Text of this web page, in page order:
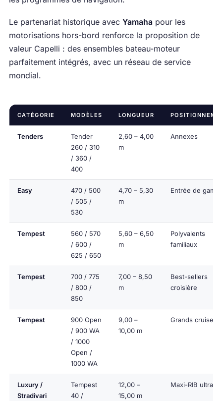
Le partenariat historique avec Yamahapour les
motorisations hors-bord renforce la proposition de
valeur Capelli : des ensembles bateau-moteur
parfaitement intégrés, avec un réseau de service
mondial.
CATÉGORIE MODÈLES LONGUEUR
Tenders
Tender
260 / 310
/ 360 /
400
2,60 – 4,00
m
Annexes
Easy
470 / 500
/ 505 /
530
4,70 – 5,30
m
Entrée de
Tempest
560 / 570
/ 600 /
625 / 650
5,60 – 6,50
m
Polyvalents
familiaux
Tempest
700 / 775
/ 800 /
850
7,00 – 8,50
m
Best-sellers
croisière
Tempest
900 Open
/ 900 WA
/ 1000
Open /
1000 WA
9,00 –
10,00 m
Grands cruisers
Luxury /
Stradivari
Tempest
40 /
12,00 –
15,00 m
Maxi-RIB ultra-